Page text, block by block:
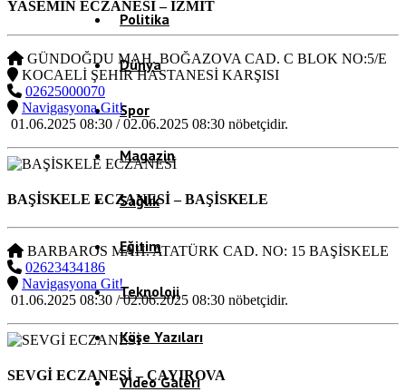
Politika
Dünya
Spor
Magazin
Sağlık
Eğitim
Teknoloji
Köşe Yazıları
Video Galeri
YASEMİN ECZANESİ– İZMİT
GÜNDOĞDU MAH. BOĞAZOVA CAD. C BLOK NO:5/E
KOCAELİ ŞEHİR HASTANESİ KARŞISI
02625000070
Navigasyona Git!
01.06.2025 08:30 / 02.06.2025 08:30 nöbetçidir.
BAŞİSKELE ECZANESİ– BAŞİSKELE
BARBAROS MAH. ATATÜRK CAD. NO: 15 BAŞİSKELE
02623434186
Navigasyona Git!
01.06.2025 08:30 / 02.06.2025 08:30 nöbetçidir.
SEVGİ ECZANESİ– ÇAYIROVA